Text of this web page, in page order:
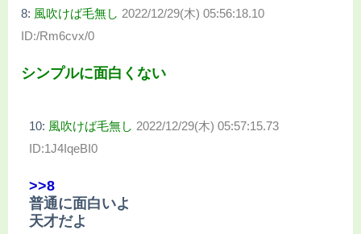
8: 風吹けば毛無し 2022/12/29(木) 05:56:18.10
ID:/Rm6cvx/0
シンプルに面白くない
10: 風吹けば毛無し 2022/12/29(木) 05:57:15.73
ID:1J4IqeBI0
>>8
普通に面白いよ
天才だよ